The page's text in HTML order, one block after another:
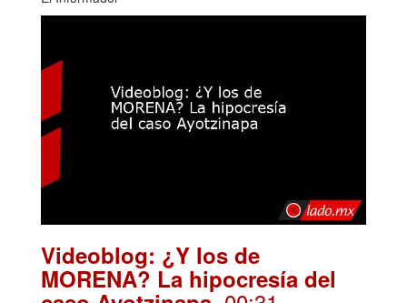
Videoblog: ¿Y los de
MORENA? La hipocresía del